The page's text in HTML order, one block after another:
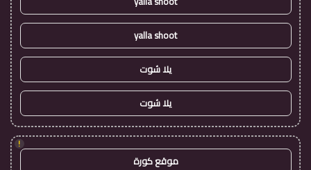
yalla shoot
يلا شوت
يلا شوت
!
موقع كورة